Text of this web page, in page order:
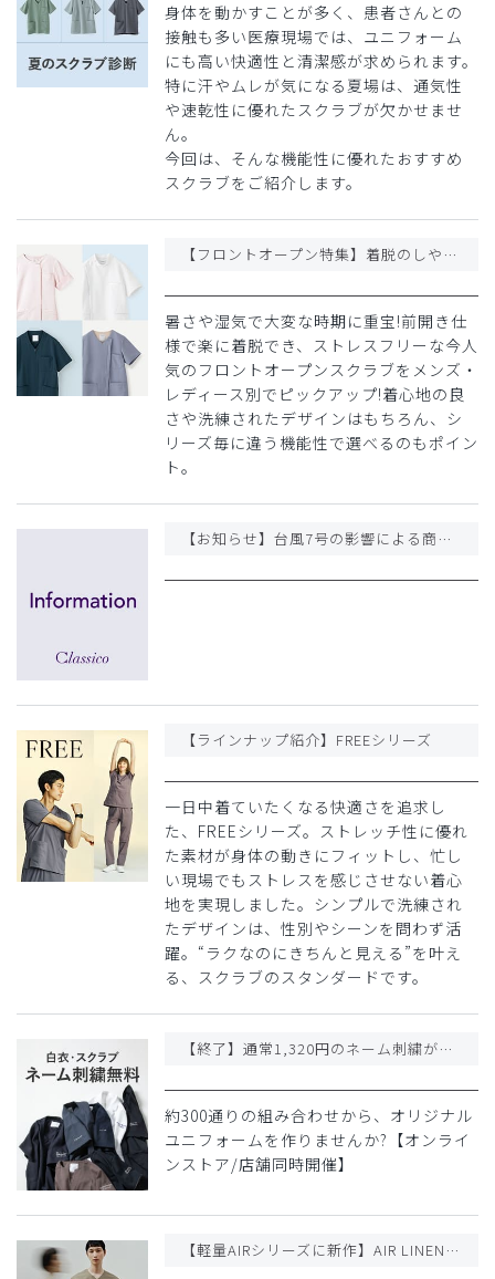
身体を動かすことが多く、患者さんとの
接触も多い医療現場では、ユニフォーム
にも高い快適性と清潔感が求められます。
特に汗やムレが気になる夏場は、通気性
や速乾性に優れたスクラブが欠かせませ
ん。
今回は、そんな機能性に優れたおすすめ
スクラブをご紹介します。
【フロントオープン特集】着脱のしやすさで夏場に選ばれるストレスフリーなスクラブ
暑さや湿気で大変な時期に重宝!前開き仕
様で楽に着脱でき、ストレスフリーな今人
気のフロントオープンスクラブをメンズ・
レディース別でピックアップ!着心地の良
さや洗練されたデザインはもちろん、シ
リーズ毎に違う機能性で選べるのもポイン
ト。
【お知らせ】台風7号の影響による商品のお届け遅延について
【ラインナップ紹介】FREEシリーズ
一日中着ていたくなる快適さを追求し
た、FREEシリーズ。ストレッチ性に優れ
た素材が身体の動きにフィットし、忙し
い現場でもストレスを感じさせない着心
地を実現しました。シンプルで洗練され
たデザインは、性別やシーンを問わず活
躍。“ラクなのにきちんと見える”を叶え
る、スクラブのスタンダードです。
【終了】通常1,320円のネーム刺繍が今だけ無料に!
約300通りの組み合わせから、オリジナル
ユニフォームを作りませんか?【オンライ
ンストア/店舗同時開催】
【軽量AIRシリーズに新作】AIR LINEN LIKE & AIR MELANGE発売